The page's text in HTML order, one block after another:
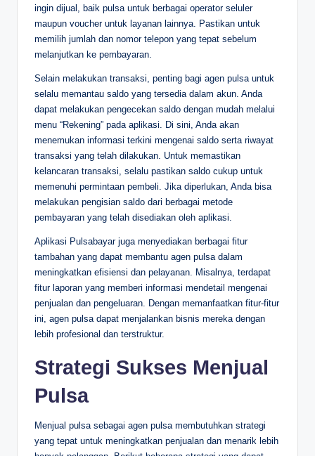
ingin dijual, baik pulsa untuk berbagai operator seluler
maupun voucher untuk layanan lainnya. Pastikan untuk
memilih jumlah dan nomor telepon yang tepat sebelum
melanjutkan ke pembayaran.
Selain melakukan transaksi, penting bagi agen pulsa untuk
selalu memantau saldo yang tersedia dalam akun. Anda
dapat melakukan pengecekan saldo dengan mudah melalui
menu “Rekening” pada aplikasi. Di sini, Anda akan
menemukan informasi terkini mengenai saldo serta riwayat
transaksi yang telah dilakukan. Untuk memastikan
kelancaran transaksi, selalu pastikan saldo cukup untuk
memenuhi permintaan pembeli. Jika diperlukan, Anda bisa
melakukan pengisian saldo dari berbagai metode
pembayaran yang telah disediakan oleh aplikasi.
Aplikasi Pulsabayar juga menyediakan berbagai fitur
tambahan yang dapat membantu agen pulsa dalam
meningkatkan efisiensi dan pelayanan. Misalnya, terdapat
fitur laporan yang memberi informasi mendetail mengenai
penjualan dan pengeluaran. Dengan memanfaatkan fitur-fitur
ini, agen pulsa dapat menjalankan bisnis mereka dengan
lebih profesional dan terstruktur.
Strategi Sukses Menjual
Pulsa
Menjual pulsa sebagai agen pulsa membutuhkan strategi
yang tepat untuk meningkatkan penjualan dan menarik lebih